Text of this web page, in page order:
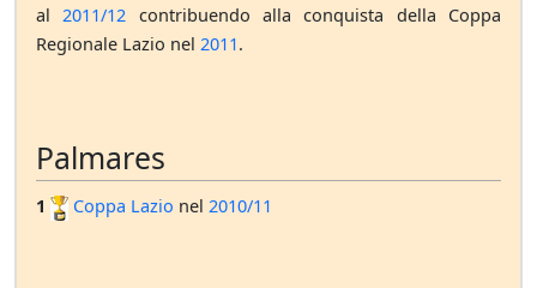
al2011/12 contribuendo alla conquista della Coppa
Regionale Lazio nel 2011.
Palmares
1 Coppa Lazio nel 2010/11